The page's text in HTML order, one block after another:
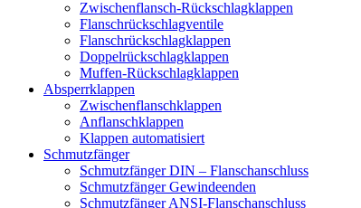
Zwischenflansch-Rückschlagklappen
Flanschrückschlagventile
Flanschrückschlagklappen
Doppelrückschlagklappen
Muffen-Rückschlagklappen
Absperrklappen
Zwischenflanschklappen
Anflanschklappen
Klappen automatisiert
Schmutzfänger
Schmutzfänger DIN – Flanschanschluss
Schmutzfänger Gewindeenden
Schmutzfänger ANSI-Flanschanschluss